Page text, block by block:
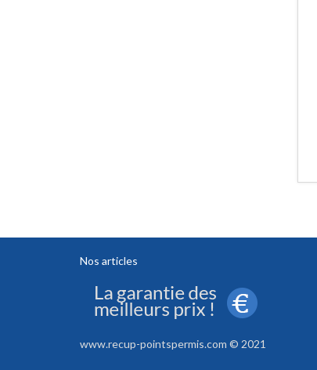
Nos articles
www.recup-pointspermis.com © 2021